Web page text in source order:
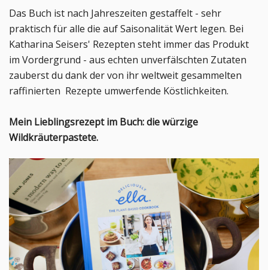
Das Buch ist nach Jahreszeiten gestaffelt - sehr
praktisch für alle die auf Saisonalität Wert legen. Bei
Katharina Seisers' Rezepten steht immer das Produkt
im Vordergrund - aus echten unverfälschten Zutaten
zauberst du dank der von ihr weltweit gesammelten
raffinierten Rezepte umwerfende Köstlichkeiten.
Mein Lieblingsrezept im Buch: die würzige
Wildkräuterpastete.